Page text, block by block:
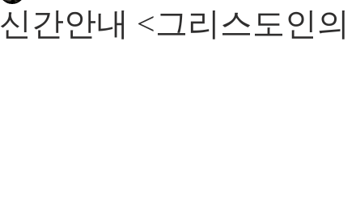
신간안내 <그리스도인